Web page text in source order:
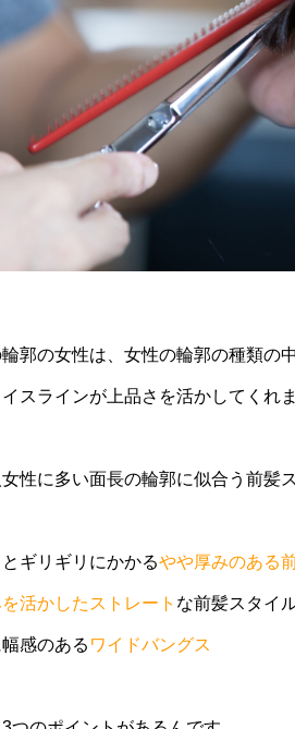
郭の女性は、女性の輪郭の種類の
スラインが上品さを活かしてくれま
女性に多い面長の輪郭に似合う前髪
とギリギリにかかるやや厚みのある
活かしたストレート な前髪スタイ
幅感のある ワイドバングス